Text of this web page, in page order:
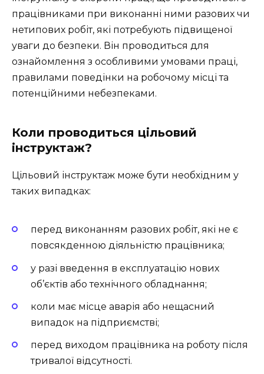
працівниками при виконанні ними разових чи
нетипових робіт, які потребують підвищеної
уваги до безпеки. Він проводиться для
ознайомлення з особливими умовами праці,
правилами поведінки на робочому місці та
потенційними небезпеками.
Коли проводиться цільовий
інструктаж?
Цільовий інструктаж може бути необхідним у
таких випадках:
перед виконанням разових робіт, які не є
повсякденною діяльністю працівника;
у разі введення в експлуатацію нових
об’єктів або технічного обладнання;
коли має місце аварія або нещасний
випадок на підприємстві;
перед виходом працівника на роботу після
тривалої відсутності.